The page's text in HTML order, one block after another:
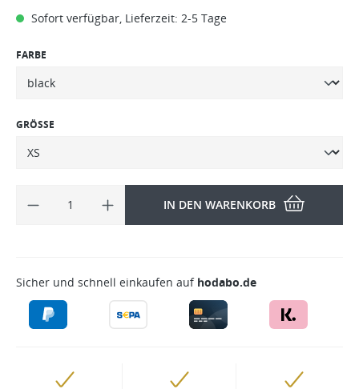
Sofort verfügbar, Lieferzeit: 2-5 Tage
FARBE
GRÖSSE
IN DEN WARENKORB
Sicher und schnell einkaufen auf hodabo.de